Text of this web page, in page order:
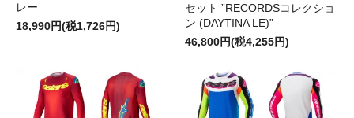
レー
18,990円(税1,726円)
セット ”RECORDSコレクショ
ン (DAYTINA LE)”
46,800円(税4,255円)